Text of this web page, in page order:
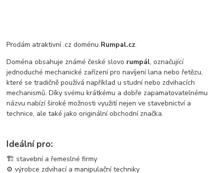
Prodám atraktivní .cz doménu Rumpal.cz.
Doména obsahuje známé české slovo rumpál, označující
jednoduché mechanické zařízení pro navíjení lana nebo řetězu,
které se tradičně používá například u studní nebo zdvihacích
mechanismů. Díky svému krátkému a dobře zapamatovatelnému
názvu nabízí široké možnosti využití nejen ve stavebnictví a
technice, ale také jako originální obchodní značka.
Ideální pro:
🏗️ stavební a řemeslné firmy
⚙️ výrobce zdvihací a manipulační techniky